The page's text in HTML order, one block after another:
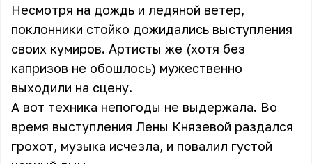
Несмотря на дождь и ледяной ветер,
поклонники стойко дожидались выступления
своих кумиров. Артисты же (хотя без
капризов не обошлось) мужественно
выходили на сцену.
А вот техника непогоды не выдержала. Во
время выступления Лены Князевой раздался
грохот, музыка исчезла, и повалил густой